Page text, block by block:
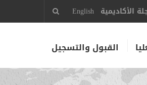
الأكاديمية English
القبول والتسجيل